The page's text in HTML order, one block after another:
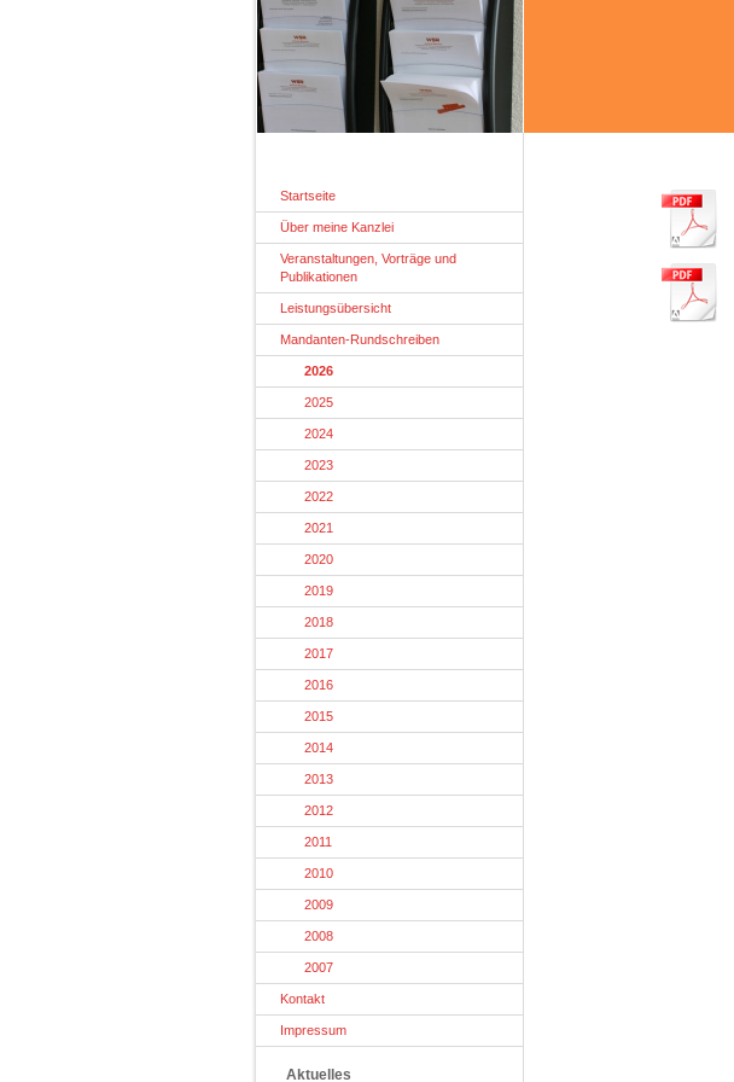
Startseite
Über meine Kanzlei
Veranstaltungen, Vorträge und
Publikationen
Leistungsübersicht
Mandanten-Rundschreiben
2026
2025
2024
2023
2022
2021
2020
2019
2018
2017
2016
2015
2014
2013
2012
2011
2010
2009
2008
2007
Kontakt
Impressum
Aktuelles